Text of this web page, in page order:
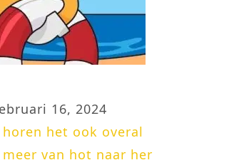
16, 2024
het ook overal
van hot naar her